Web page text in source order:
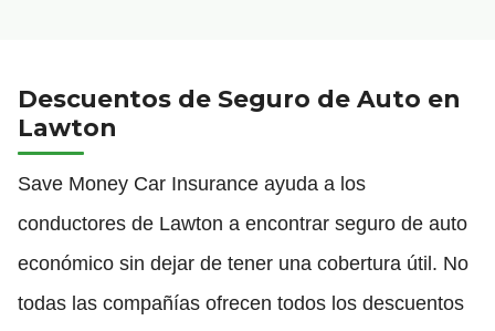
Descuentos de Seguro de Auto en
Lawton
Save Money Car Insurance ayuda a los
conductores de Lawton a encontrar seguro de auto
económico sin dejar de tener una cobertura útil. No
todas las compañías ofrecen todos los descuentos